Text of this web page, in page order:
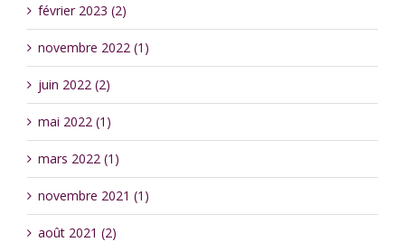
février 2023 (2)
novembre 2022 (1)
juin 2022 (2)
mai 2022 (1)
mars 2022 (1)
novembre 2021 (1)
août 2021 (2)